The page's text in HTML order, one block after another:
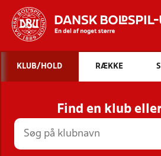
STILLINGER,
HOLD
KLUB/HOLD RÆKKE
Find en klub